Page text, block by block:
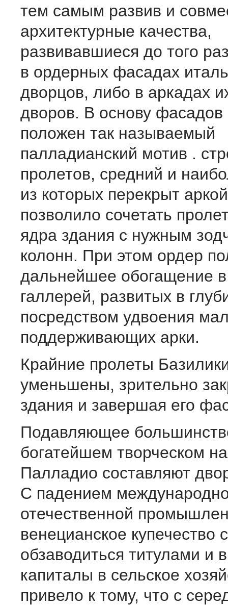
тем самым развив и
архитектурные качества,
развивавшиеся до того
в ордерных фасадах
дворцов, либо в аркадах
дворов. В основу фасадов
положен так называемый
палладианский мотив .
пролетов, средний и
из которых перекрыт
позволило сочетать
ядра здания с нужным
колонн. При этом ордер
дальнейшее обогащение в
галлерей, развитых в
посредством удвоения
поддерживающих арки.
Крайние пролеты
уменьшены, зрительно
здания и завершая его
Подавляющее
богатейшем творческом
Палладио составляют
С падением
отечественной
венецианское купечество
обзаводиться титулами и
капиталы в сельское
привело к тому, что с